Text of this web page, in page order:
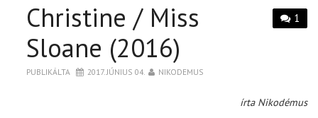
1
Christine / Miss
Sloane (2016)
PUBLIKÁLTA 2017. JÚNIUS 04. NIKODEMUS
írta Nikodémus